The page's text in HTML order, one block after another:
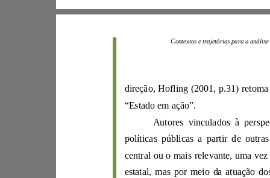
Contextos e trajetó
direção, Hofling (2001 , p. 31
“Estado em ação”.
Aut
políticas p úblicas a partir de outras
estatal, mas por meio da atuaçã